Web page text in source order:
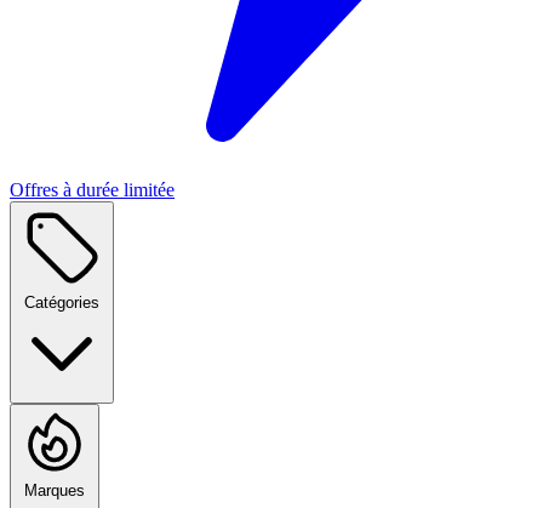
Offres à durée limitée
Catégories
Marques